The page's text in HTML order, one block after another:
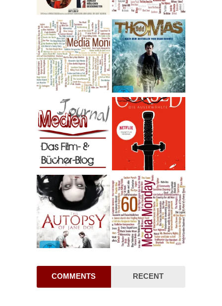
COMMENTS RECENT